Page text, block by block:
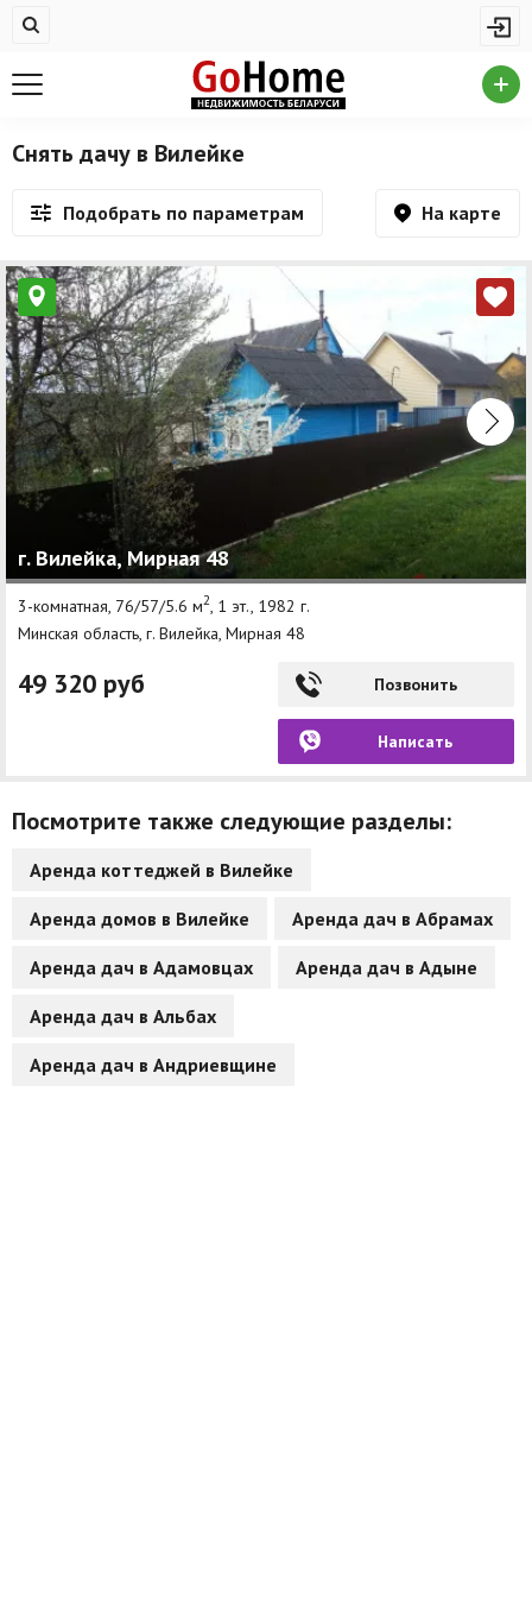
Недвижимость в Вилейке
На сутки
Новостройки
Дома/коттеджи/участки
Комерческая недвижимость
Недвижимость в Вилейке
Продажа коммерческой недвижимости
Аренда коммерческой недвижимости
Другие разделы
Новости
Способы оплаты
Реклама на сайте
Снять дачу в Вилейке
Подобрать по параметрам На карте
г. Вилейка, Мирная 48
3-комнатная, 76/57/5.6 м2 , 1 эт., 1982 г.
Минская область, г. Вилейка, Мирная 48
49 320 руб Позвонить
Написать
Посмотрите также следующие разделы:
Аренда коттеджей в Вилейке
Аренда домов в Вилейке Аренда дач в Абрамах
Аренда дач в Адамовцах Аренда дач в Адыне
Аренда дач в Альбах
Аренда дач в Андриевщине